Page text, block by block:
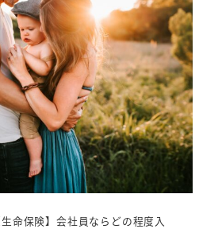
生命保険】会社員ならどの程度入